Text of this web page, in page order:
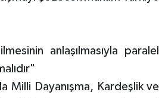
anlaşılmasıyla paralel
Milli Dayanışma, Kardeşlik ve